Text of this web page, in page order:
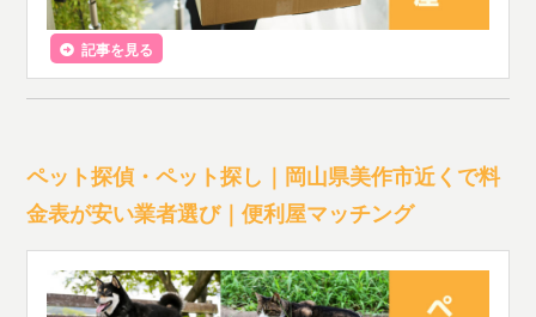
記事を見る
ペット探偵・ペット探し｜岡山県美作市近くで料
金表が安い業者選び｜便利屋マッチング